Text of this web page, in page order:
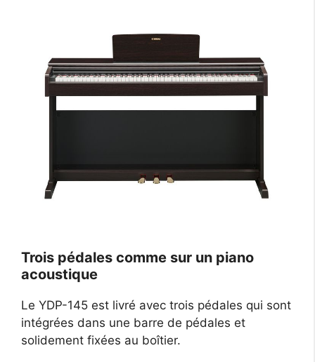
Trois pédales comme sur un piano
acoustique
Le YDP-145 est livré avec trois pédales qui sont
intégrées dans une barre de pédales et
solidement fixées au boîtier.